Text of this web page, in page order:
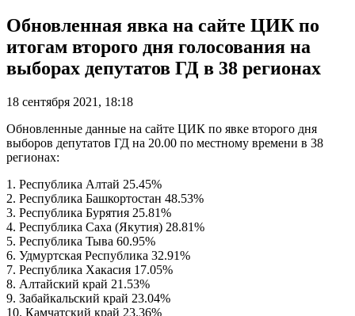
Обновленная явка на сайте ЦИК по
итогам второго дня голосования на
выборах депутатов ГД в 38 регионах
18 сентября 2021, 18:18
Обновленные данные на сайте ЦИК по явке второго дня
выборов депутатов ГД на 20.00 по местному времени в 38
регионах:
1. Республика Алтай 25.45%
2. Республика Башкортостан 48.53%
3. Республика Бурятия 25.81%
4. Республика Саха (Якутия) 28.81%
5. Республика Тыва 60.95%
6. Удмуртская Республика 32.91%
7. Республика Хакасия 17.05%
8. Алтайский край 21.53%
9. Забайкальский край 23.04%
10. Камчатский край 23.36%